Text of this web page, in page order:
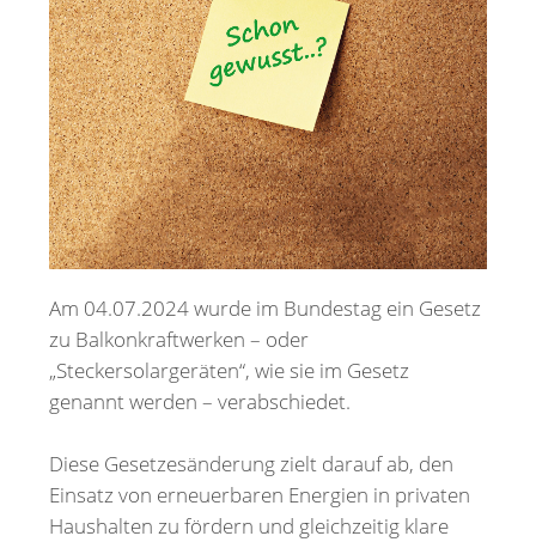
Newsletter
Am 04.07.2024 wurde im Bundestag ein Gesetz
zu Balkonkraftwerken – oder
„Steckersolargeräten“, wie sie im Gesetz
genannt werden – verabschiedet.
Diese Gesetzesänderung zielt darauf ab, den
Einsatz von erneuerbaren Energien in privaten
Haushalten zu fördern und gleichzeitig klare